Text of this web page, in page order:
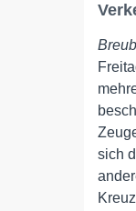
sich